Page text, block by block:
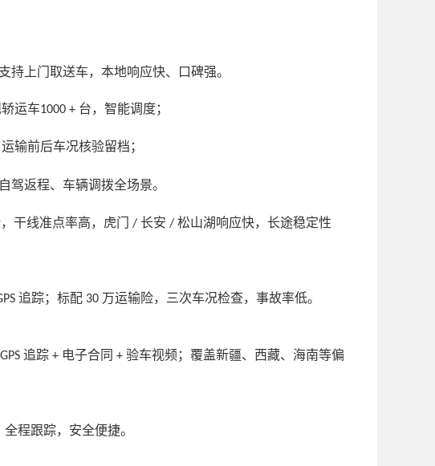
上门取送车，本地响应快、口碑强。
运车1000 + 台，智能调度；
输前后车况核验留档；
驾返程、车辆调拨全场景。
干线准点率高，虎门 / 长安 / 松山湖响应快，长途稳定性
追踪；标配 30 万运输险，三次车况检查，事故率低。
GPS 追踪 + 电子合同 + 验车视频；覆盖新疆、西藏、海南等偏
程跟踪，安全便捷。